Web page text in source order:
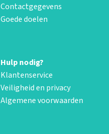
Contactgegevens
Goede doelen
Hulp nodig?
Klantenservice
Veiligheid en privacy
Algemene voorwaarden